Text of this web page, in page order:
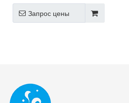
инфузий
Запрос цены